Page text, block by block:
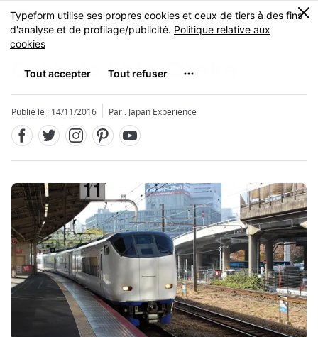
Skip
to
main
MENU
0
Gare de Shin-Osaka
Publié le : 14/11/2016 Par : Japan Experience